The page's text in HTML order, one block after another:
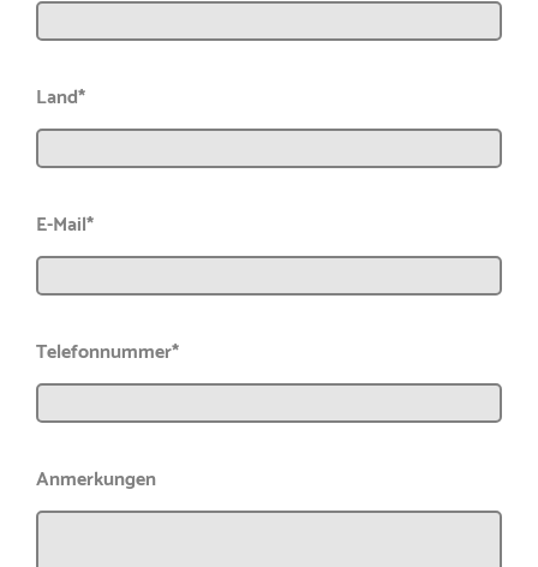
Land*
E-Mail*
Telefonnummer*
Anmerkungen